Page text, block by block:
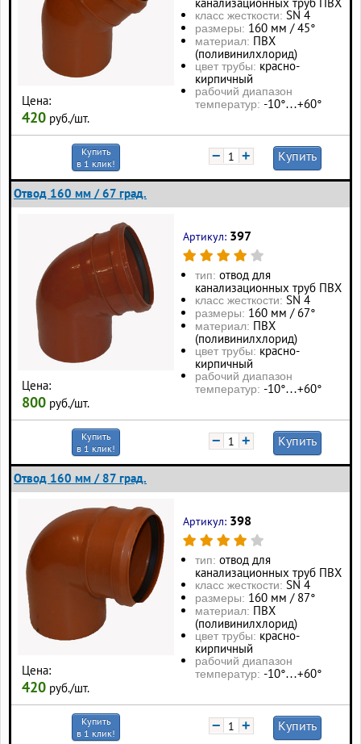
Цена:
420 руб./шт.
класс жесткости: SN 4
размеры: 160 мм / 45°
материал: ПВХ
(поливинилхлорид)
цвет трубы: красно-
кирпичный
рабочий диапазон
температур: -10°…+60°
Купить
в 1 клик!
− + Купить
Отвод 160 мм / 67 град.
Цена:
800 руб./шт.
Артикул: 397
тип: отвод для
канализационных труб ПВХ
класс жесткости: SN 4
размеры: 160 мм / 67°
материал: ПВХ
(поливинилхлорид)
цвет трубы: красно-
кирпичный
рабочий диапазон
температур: -10°…+60°
Купить
в 1 клик!
− + Купить
Отвод 160 мм / 87 град.
Цена:
420 руб./шт.
Артикул: 398
тип: отвод для
канализационных труб ПВХ
класс жесткости: SN 4
размеры: 160 мм / 87°
материал: ПВХ
(поливинилхлорид)
цвет трубы: красно-
кирпичный
рабочий диапазон
температур: -10°…+60°
Купить
в 1 клик!
− + Купить